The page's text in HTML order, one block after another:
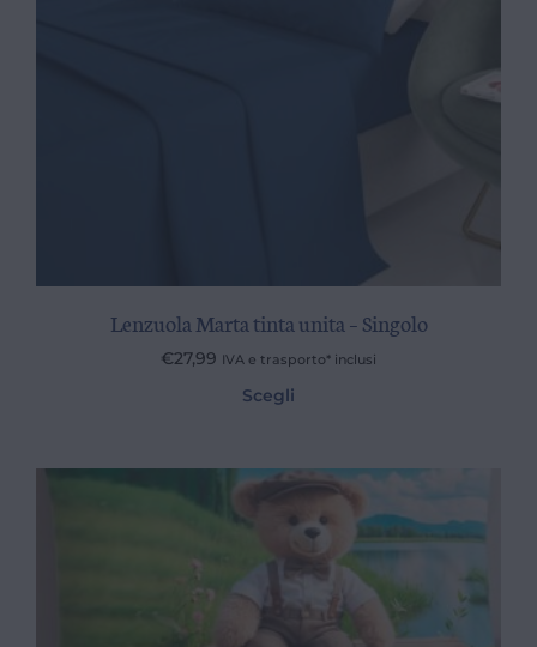
Lenzuola Marta tinta unita – Singolo
€27,99 IVA e trasporto* inclusi
Scegli